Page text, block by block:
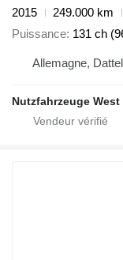
2015
249.000 km
Puissance 131 ch
Allemagne,
Nutzfahrzeuge West